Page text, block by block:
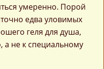
умеренно. Порой
едва уловимых
геля для душа,
а не к специальному